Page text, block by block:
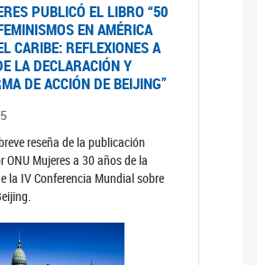
PUBLICÓ EL LIBRO “50
EN AMÉRICA
CARIBE: REFLEXIONES A
LA DECLARACIÓN Y
DE ACCIÓN DE BEIJING”
reseña de la publicación
ONU Mujeres a 30 años de la
la IV Conferencia Mundial sobre